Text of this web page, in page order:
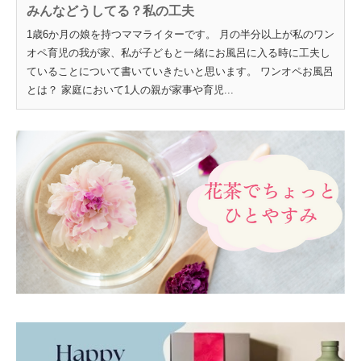
みんなどうしてる？私の工夫
1歳6か月の娘を持つママライターです。 月の半分以上が私のワン
オペ育児の我が家、私が子どもと一緒にお風呂に入る時に工夫し
ていることについて書いていきたいと思います。 ワンオペお風呂
とは？ 家庭において1人の親が家事や育児...